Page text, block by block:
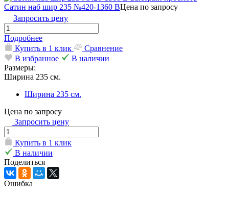
Сатин наб шир 235 №420-1360 ВЦена по запросу
Запросить цену
Подробнее
Купить в 1 клик
Сравнение
В избранное
В наличии
Размеры:
Ширина 235 см.
Ширина 235 см.
Цена по запросу
Запросить цену
Купить в 1 клик
В наличии
Поделиться
Ошибка